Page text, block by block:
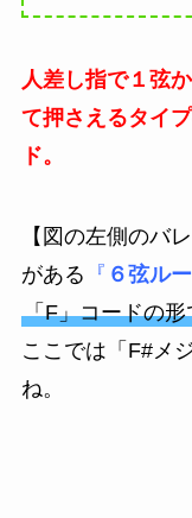
人差し指で１弦
て押さえるタイ
ド。
【図の左側のバ
がある 『 ６弦ル
「F」コードの
ここでは「F#メ
ね。